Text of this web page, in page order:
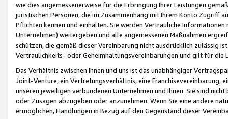
wie dies angemessenerweise für die Erbringung Ihrer Leistungen
juristischen Personen, die im Zusammenhang mit Ihrem Konto
Pflichten kennen und einhalten. Sie werden Vertrauliche
Unternehmen) weitergeben und alle angemessenen Maßnahmen
schützen, die gemäß dieser Vereinbarung nicht ausdrücklich zulässig
Vertraulichkeits- oder Geheimhaltungsvereinbarungen und gilt für die
Das Verhältnis zwischen Ihnen und uns ist das unabhängiger
Joint-Venture, ein Vertretungsverhältnis, eine Franchisevereinbarung,
unseren jeweiligen verbundenen Unternehmen und Ihnen. Sie sind
oder Zusagen abzugeben oder anzunehmen. Wenn Sie eine andere
ermöglichen, Handlungen in Bezug auf den Gegenstand dieser